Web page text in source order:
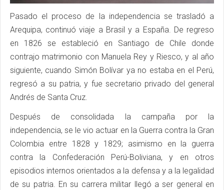
Pasado el proceso de la independencia se trasladó a
Arequipa, continuó viaje a Brasil y a España. De regreso
en 1826 se estableció en Santiago de Chile donde
contrajo matrimonio con Manuela Rey y Riesco, y al año
siguiente, cuando Simón Bolívar ya no estaba en el Perú,
regresó a su patria, y fue secretario privado del general
Andrés de Santa Cruz.
Después de consolidada la campaña por la
independencia, se le vio actuar en la Guerra contra la Gran
Colombia entre 1828 y 1829; asimismo en la guerra
contra la Confederación Perú-Boliviana, y en otros
episodios internos orientados a la defensa y a la legalidad
de su patria. En su carrera militar llegó a ser general en